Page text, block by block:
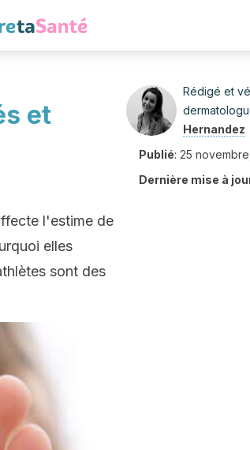
et
l'estime de
elles
sont des
Rédigé et
Hernandez
Publié: 25
Dernière mise à